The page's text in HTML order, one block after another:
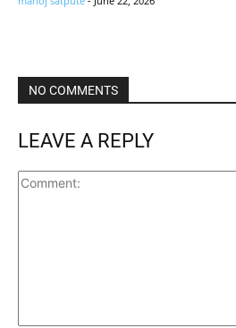
NO COMMENTS
LEAVE A REPLY